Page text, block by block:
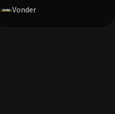
Vonder